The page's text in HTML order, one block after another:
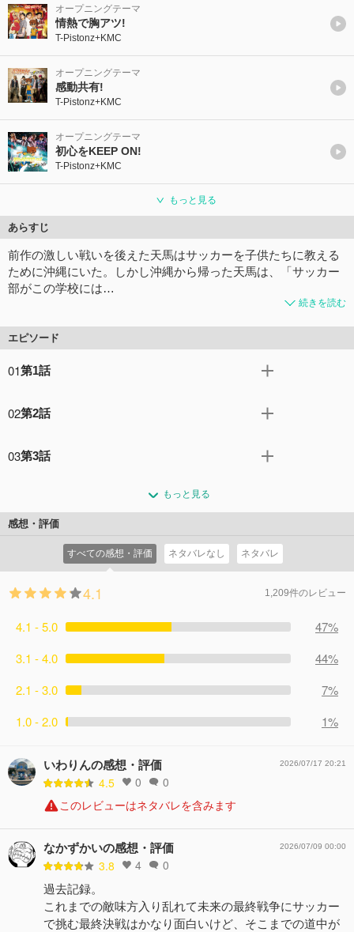
オープニングテーマ
情熱で胸アツ!
T-Pistonz+KMC
オープニングテーマ
感動共有!
T-Pistonz+KMC
オープニングテーマ
初心をKEEP ON!
T-Pistonz+KMC
もっと見る
あらすじ
前作の激しい戦いを後えた天馬はサッカーを子供たちに教える
ために沖縄にいた。しかし沖縄から帰った天馬は、「サッカー
部がこの学校には…
続きを読む
エピソード
01第1話
ッカーを教えるため全国を回り、久しぶりに雷門中に戻っ
神童や三国たちは、サッカーのことも天馬のことも覚えて
02第2話
200年後の未来からやってきたという少年・フェイだっ
天馬とフェイであったが、すべてにおいて常識を超えたア
ルファたちのプレイに、天馬は全く歯が立たず…。
コメント2件
03第3話
るために活動する『エルドラド』。彼らの暴挙を止めるた
め、雷門中サッカー部始まりの場所である過去の雷門中--
ャンプする。
コメント2件拍手0回
もっと見る
感想・評価
すべての感想・評価 ネタバレなし ネタバレ
4.1 1,209件のレビュー
4.1 - 5.0
47%
3.1 - 4.0
44%
2.1 - 3.0
7%
1.0 - 2.0
1%
いわりんの感想・評価
4.5 0 0
2026/07/17 20:21
このレビューはネタバレを含みます
なかずかいの感想・評価
3.8 4 0
2026/07/09 00:00
過去記録。
これまでの敵味方入り乱れて未来の最終戦争にサッカー
で挑む最終決戦はかなり面白いけど、そこまでの道中が